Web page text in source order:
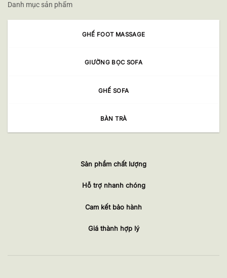
Danh mục sản phẩm
GHẾ FOOT MASSAGE
GIƯỜNG BỌC SOFA
GHẾ SOFA
BÀN TRÀ
Sản phẩm chất lượng
Hỗ trợ nhanh chóng
Cam kết bảo hành
Giá thành hợp lý